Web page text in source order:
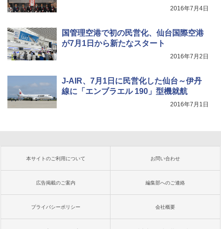
2016年7月4日
国管理空港で初の民営化、仙台国際空港
が7月1日から新たなスタート
2016年7月2日
J-AIR、7月1日に民営化した仙台～伊丹
線に「エンブラエル 190」型機就航
2016年7月1日
本サイトのご利用について お問い合わせ
広告掲載のご案内 編集部へのご連絡
プライバシーポリシー 会社概要